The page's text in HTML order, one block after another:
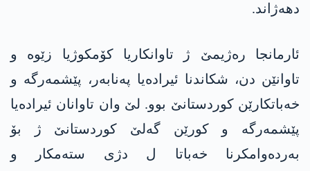
دھەژاند.
ئارمانجا رەژیمێ ژ تاوانکاریا کۆمکوژیا زێوه‌ و
تاوانێن دن، شکاندنا ئیرادەیا پەنابەر، پێشمەرگە و
خەباتکارێن کوردستانێ بوو. لێ وان تاوانان ئیرادەیا
پێشمەرگە و کورێن گەلێ کوردستانێ ژ بۆ
بەردەوامکرنا خەباتا ل دژی ستەمکار و